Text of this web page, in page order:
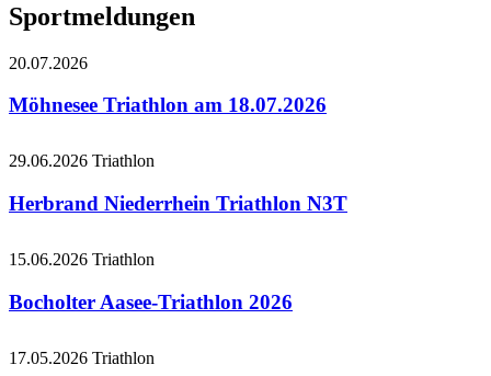
Sportmeldungen
20.07.2026
Möhnesee Triathlon am 18.07.2026
29.06.2026 Triathlon
Herbrand Niederrhein Triathlon N3T
15.06.2026 Triathlon
Bocholter Aasee-Triathlon 2026
17.05.2026 Triathlon